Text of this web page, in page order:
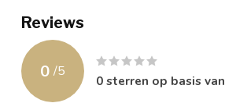
Reviews
0 /5
0sterren op basis van